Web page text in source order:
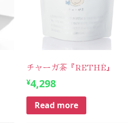
チャーガ茶『RETHÉ』
¥4,298
Read more